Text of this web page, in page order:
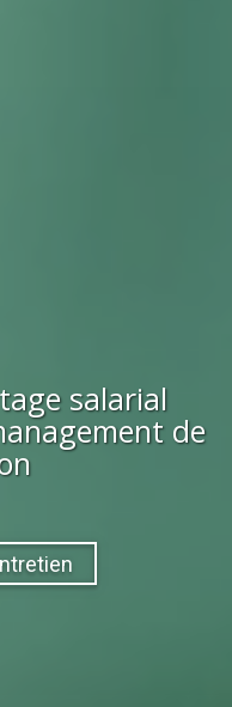
salarial
de